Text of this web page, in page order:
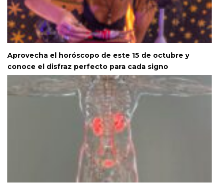
Aprovecha el horóscopo de este 15 de octubre y
conoce el disfraz perfecto para cada signo